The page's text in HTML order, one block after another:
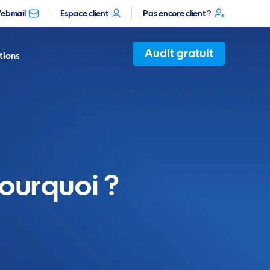
Espace client Pas encore client ?
Audit gratuit
?